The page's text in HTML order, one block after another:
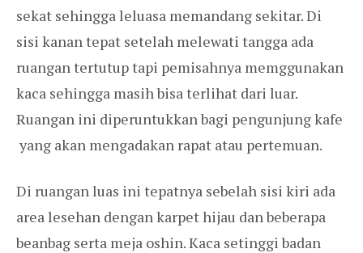
sekat sehingga leluasa memandang sekitar. Di
sisi kanan tepat setelah melewati tangga ada
ruangan tertutup tapi pemisahnya memggunakan
kaca sehingga masih bisa terlihat dari luar.
Ruangan ini diperuntukkan bagi pengunjung kafe
yang akan mengadakan rapat atau pertemuan.
Di ruangan luas ini tepatnya sebelah sisi kiri ada
area lesehan dengan karpet hijau dan beberapa
beanbag serta meja oshin. Kaca setinggi badan